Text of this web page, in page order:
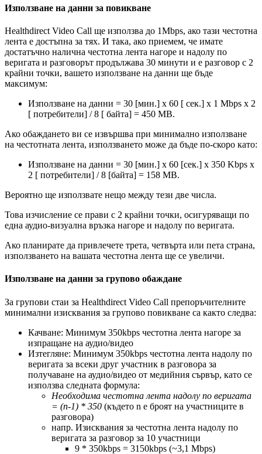
Използване на данни за повикване
Healthdirect Video Call ще използва до 1Mbps, ако тази честотна
лента е достъпна за тях. И така, ако приемем, че имате
достатъчно налична честотна лента нагоре и надолу по
веригата и разговорът продължава 30 минути и е разговор с 2
крайни точки, вашето използване на данни ще бъде
максимум:
Използване на данни = 30 [мин.] x 60 [ сек.] x 1 Mbps x 2
[ потребители] / 8 [ байта] = 450 MB.
Ако обаждането ви се извършва при минимално използване
на честотната лента, използването може да бъде по-скоро като:
Използване на данни = 30 [мин.] x 60 [сек.] x 350 Kbps x
2 [ потребители] / 8 [байта] = 158 MB.
Вероятно ще използвате нещо между тези две числа.
Това изчисление се прави с 2 крайни точки, осигуряващи по
една аудио-визуална връзка нагоре и надолу по веригата.
Ако планирате да привлечете трета, четвърта или пета страна,
използването на вашата честотна лента ще се увеличи.
Използване на данни за групово обаждане
За групови стаи за Healthdirect Video Call препоръчителните
минимални изисквания за групово повикване са както следва:
Качване: Минимум 350kbps честотна лента нагоре за
изпращане на аудио/видео
Изтегляне: Минимум 350kbps честотна лента надолу по
веригата за всеки друг участник в разговора за
получаване на аудио/видео от медийния сървър, като се
използва следната формула:
Необходима честотна лента надолу по веригата
= (n-1) * 350 (където n е броят на участниците в
разговора)
напр. Изисквания за честотна лента надолу по
веригата за разговор за 10 участници
9 * 350kbps = 3150kbps (~3,1 Mbps)